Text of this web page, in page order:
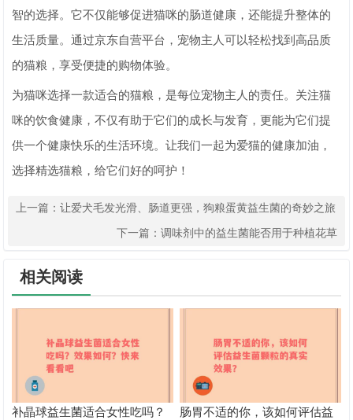
智的选择。它不仅能够促进猫咪的肠道健康，还能提升整体的
生活质量。通过京东自营平台，宠物主人可以轻松找到高品质
的猫粮，享受便捷的购物体验。
为猫咪选择一款适合的猫粮，是每位宠物主人的责任。关注猫
咪的饮食健康，不仅有助于它们的成长与发育，更能为它们提
供一个健康快乐的生活环境。让我们一起为爱猫的健康加油，
选择精选猫粮，给它们好的呵护！
上一篇：让爱犬毛发光滑、肠道更强，狗粮蛋黄益生菌的奇妙之旅
下一篇： 调味剂中的益生菌能否用于种植花草
相关阅读
补晶球益生菌适合女性吃吗？
肠胃不适的你，该如何评估益